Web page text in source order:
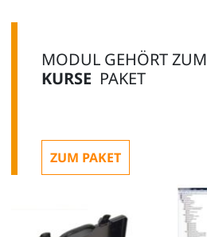
MODUL GEHÖRT ZUM
KURSE PAKET
ZUM PAKET